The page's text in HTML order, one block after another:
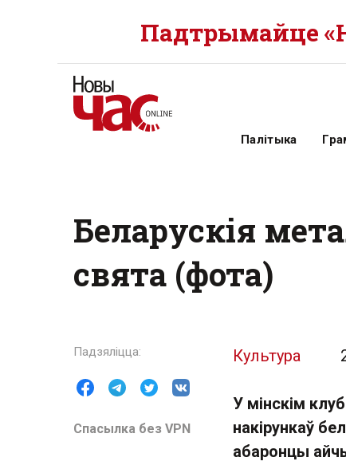
Падтрымайце
Палітыка
Беларускія
свята (фота)
Спасылка без VPN
Культура
У мінскім
накірункаў
абаронцы